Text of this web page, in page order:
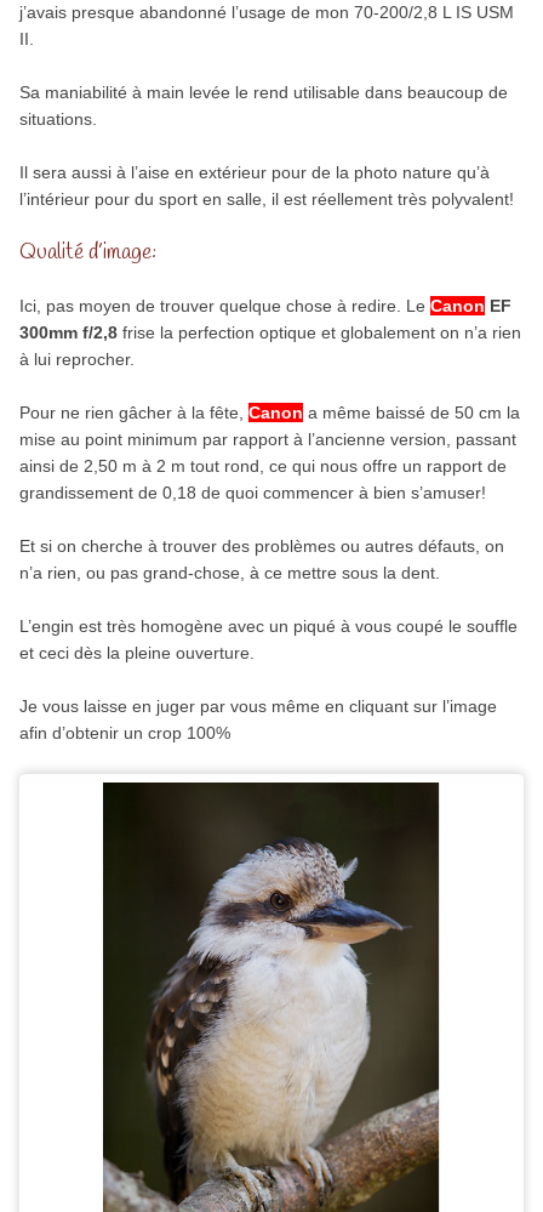
j’avais presque abandonné l’usage de mon 70-200/2,8 L IS USM
II.
Sa maniabilité à main levée le rend utilisable dans beaucoup de
situations.
Il sera aussi à l’aise en extérieur pour de la photo nature qu’à
l’intérieur pour du sport en salle, il est réellement très polyvalent!
Qualité d’image:
Ici, pas moyen de trouver quelque chose à redire. Le Canon EF
300mm f/2,8frise la perfection optique et globalement on n’a rien
à lui reprocher.
Pour ne rien gâcher à la fête, Canon a même baissé de 50 cm la
mise au point minimum par rapport à l’ancienne version, passant
ainsi de 2,50 m à 2 m tout rond, ce qui nous offre un rapport de
grandissement de 0,18 de quoi commencer à bien s’amuser!
Et si on cherche à trouver des problèmes ou autres défauts, on
n’a rien, ou pas grand-chose, à ce mettre sous la dent.
L’engin est très homogène avec un piqué à vous coupé le souffle
et ceci dès la pleine ouverture.
Je vous laisse en juger par vous même en cliquant sur l’image
afin d’obtenir un crop 100%